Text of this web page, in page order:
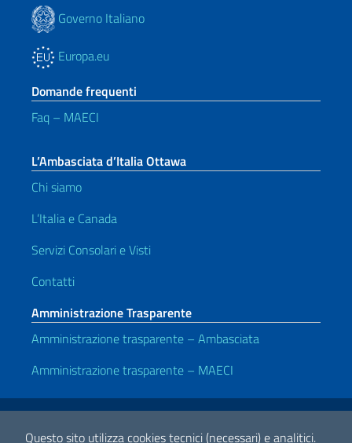
Questo sito utilizza cookies tecnici (necessari) e analitici.
Governo Italiano
Europa.eu
Domande frequenti
Faq – MAECI
L’Ambasciata d’Italia Ottawa
Chi siamo
L’Italia e Canada
Servizi Consolari e Visti
Contatti
Amministrazione Trasparente
Amministrazione trasparente – Ambasciata
Amministrazione trasparente – MAECI
Link Utili